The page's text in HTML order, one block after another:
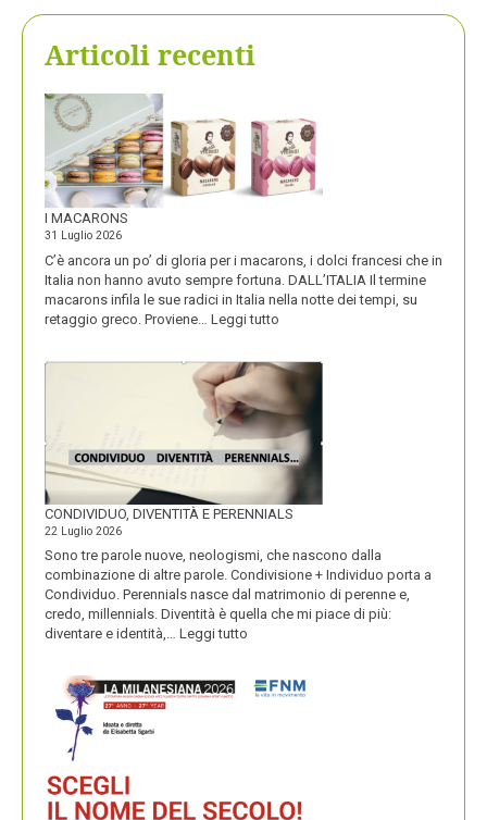
Articoli recenti
I MACARONS
31 Luglio 2026
C’è ancora un po’ di gloria per i macarons, i dolci francesi che in
Italia non hanno avuto sempre fortuna. DALL’ITALIA Il termine
macarons infila le sue radici in Italia nella notte dei tempi, su
retaggio greco. Proviene… Leggi tutto
CONDIVIDUO, DIVENTITÀ E PERENNIALS
22 Luglio 2026
Sono tre parole nuove, neologismi, che nascono dalla
combinazione di altre parole. Condivisione + Individuo porta a
Condividuo. Perennials nasce dal matrimonio di perenne e,
credo, millennials. Diventità è quella che mi piace di più:
diventare e identità,… Leggi tutto
E